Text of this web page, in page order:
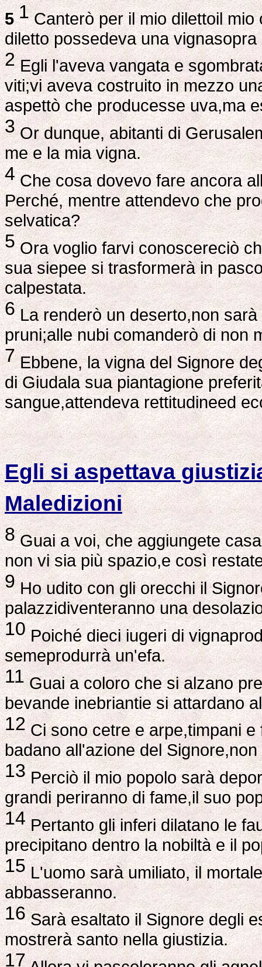
5 1Canterò per il mio dilettoil mio
diletto possedeva una
2Egli l'aveva vangata e
viti;vi aveva costruito in mezzo
aspettò che producesse uva,ma
3Or dunque, abitanti di
me e la mia vigna.
4Che cosa dovevo fare ancora
Perché, mentre attendevo che
selvatica?
5Ora voglio farvi conoscereciò
sua siepee si trasformerà in
calpestata.
6La renderò un deserto,non
pruni;alle nubi comanderò di non
7Ebbene, la vigna del Signore
di Giudala sua piantagione
sangue,attendeva rettitudineed
Egli si aspettava
Maledizioni
8Guai a voi, che aggiungete
non vi sia più spazio,e così
9Ho udito con gli orecchi il
palazzidiventeranno una
10Poiché dieci iugeri di
semeprodurrà un'efa.
11Guai a coloro che si alzano
bevande inebriantie si attardano
12Ci sono cetre e arpe,timpani e
badano all'azione del
13Perciò il mio popolo sarà
grandi periranno di fame,il suo
14Pertanto gli inferi dilatano le
precipitano dentro la nobiltà e il
15L'uomo sarà umiliato, il
abbasseranno.
16Sarà esaltato il Signore degli
mostrerà santo nella giustizia.
17